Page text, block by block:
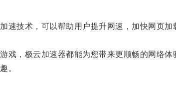
技术，可以帮助用户提升网速，加快网页加
，极云加速器都能为您带来更顺畅的网络体
。